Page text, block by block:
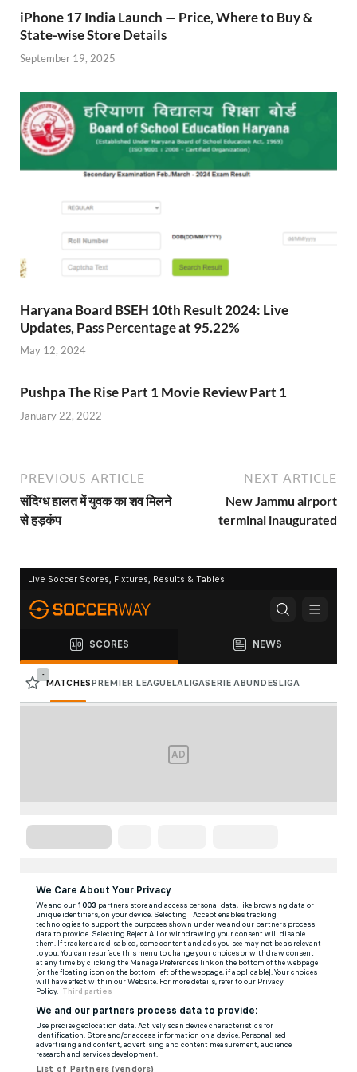
iPhone 17 India Launch — Price, Where to Buy &
State-wise Store Details
September 19, 2025
Haryana Board BSEH 10th Result 2024: Live
Updates, Pass Percentage at 95.22%
May 12, 2024
Pushpa The Rise Part 1 Movie Review Part 1
January 22, 2022
PREVIOUS ARTICLE
संदिग्ध हालत में युवक का शव मिलने
से हड़कंप
NEXT ARTICLE
New Jammu airport
terminal inaugurated